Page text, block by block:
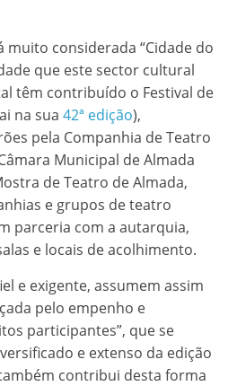
muito considerada “Cidade do
que este sector cultural
têm contribuído o Festival de
na sua 42ª edição),
pela Companhia de Teatro
Municipal de Almada
de Teatro de Almada,
e grupos de teatro
parceria com a autarquia,
e locais de acolhimento.
e exigente, assumem assim
pelo empenho e
participantes”, que se
e extenso da edição
contribui desta forma